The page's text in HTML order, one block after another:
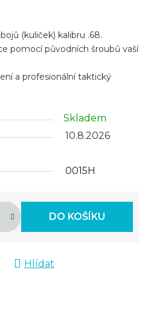
(kuliček) kalibru .68.
pomocí původních šroubů vaší
a profesionální taktický
Skladem
10.8.2026
0015H
DO KOŠÍKU
Hlídat